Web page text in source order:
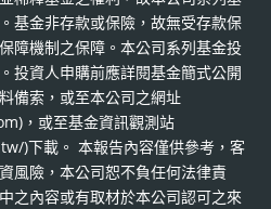
基金非存款或保險，故無受存款保
障機制之保障。本公司系列基金投
投資人申購前應詳閱基金簡式公開
備索，或至本公司之網址
，或至基金資訊觀測站
)下載。 本報告內容僅供參考，客
風險，本公司恕不負任何法律責
之內容或有取材於本公司認可之來